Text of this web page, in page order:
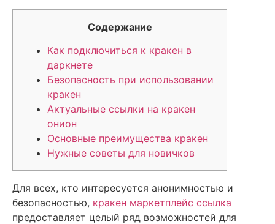
Содержание
Как подключиться к кракен в
даркнете
Безопасность при использовании
кракен
Актуальные ссылки на кракен
онион
Основные преимущества кракен
Нужные советы для новичков
Для всех, кто интересуется анонимностью и
безопасностью, кракен маркетплейс ссылка
предоставляет целый ряд возможностей для